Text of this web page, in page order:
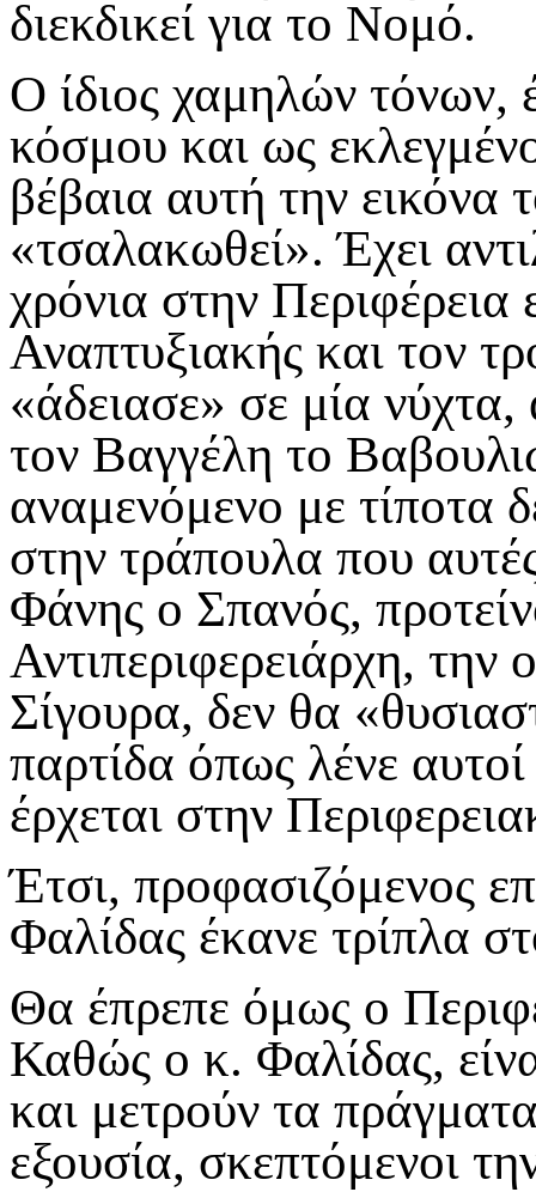
διεκδικεί για το Νομό.
Ο ίδιος χαμηλών τόνων,
κόσμου και ως
βέβαια αυτή την εικόνα
«τσαλακωθεί». Έχει
χρόνια στην Περιφέρεια
Αναπτυξιακής και τον
«άδειασε» σε μία
τον Βαγγέλη το
αναμενόμενο με τίποτα
στην τράπουλα που
Φάνης ο Σπανός,
Αντιπεριφερειάρχη, την
Σίγουρα, δεν θα
παρτίδα όπως λένε
έρχεται στην
Έτσι, προφασιζόμενος
Φαλίδας έκανε τρίπλα
Θα έπρεπε όμως ο
Καθώς ο κ. Φαλίδας,
και μετρούν τα
εξουσία, σκεπτόμενοι